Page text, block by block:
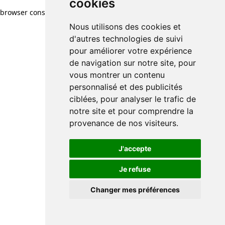
cookies
Nous utilisons des cookies et
d'autres technologies de suivi
pour améliorer votre expérience
de navigation sur notre site, pour
vous montrer un contenu
personnalisé et des publicités
ciblées, pour analyser le trafic de
notre site et pour comprendre la
provenance de nos visiteurs.
J'accepte
Je refuse
Changer mes préférences
browser console for more information)